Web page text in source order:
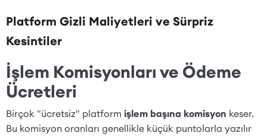
Platform Gizli Maliyetleri ve Sürpriz
Kesintiler
İşlem Komisyonları ve Ödeme
Ücretleri
Birçok "ücretsiz" platform işlem başına komisyon keser.
Bu komisyon oranları genellikle küçük puntolarla yazılır